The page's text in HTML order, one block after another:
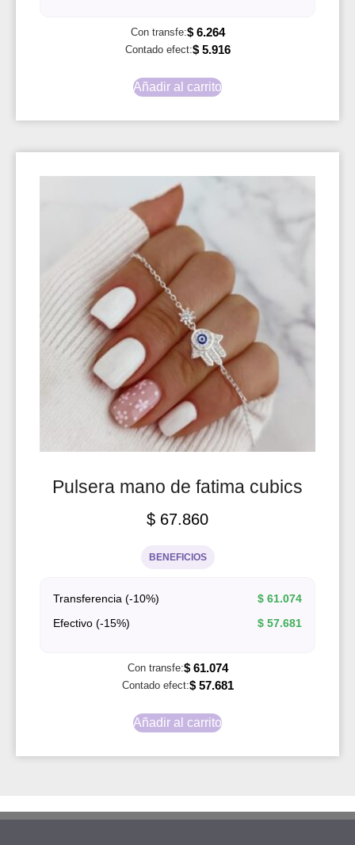
Con transfe:$6.264
Contado efect:$5.916
Añadir al carrito
Pulsera mano de fatima cubics
$ 67.860
BENEFICIOS
Transferencia (-10%) $ 61.074
Efectivo (-15%)
$ 57.681
Con transfe:$61.074
Contado efect:$57.681
Añadir al carrito